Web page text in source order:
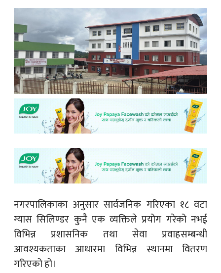
नगरपालिकाका अनुसार सार्वजनिक गरिएका १८ वटा
ग्यास सिलिण्डर कुनै एक व्यक्तिले प्रयोग गरेको नभई
विभिन्न प्रशासनिक तथा सेवा प्रवाहसम्बन्धी
आवश्यकताका आधारमा विभिन्न स्थानमा वितरण
गरिएको हो।